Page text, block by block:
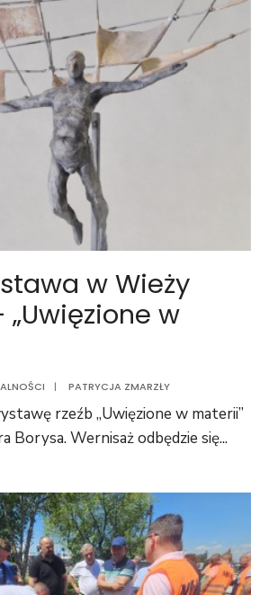
w Wieży
w
| PATRYCJA ZMARZŁY
rzeźb „Uwięzione w materii”
Borysa. Wernisaż odbędzie się...